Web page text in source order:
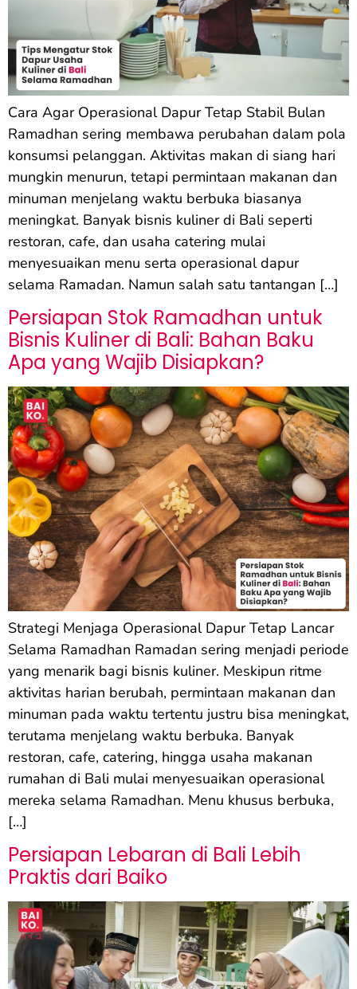
Cara Agar Operasional Dapur Tetap Stabil Bulan
Ramadhan sering membawa perubahan dalam pola
konsumsi pelanggan. Aktivitas makan di siang hari
mungkin menurun, tetapi permintaan makanan dan
minuman menjelang waktu berbuka biasanya
meningkat. Banyak bisnis kuliner di Bali seperti
restoran, cafe, dan usaha catering mulai
menyesuaikan menu serta operasional dapur
selama Ramadan. Namun salah satu tantangan […]
Persiapan Stok Ramadhan untuk
Bisnis Kuliner di Bali: Bahan Baku
Apa yang Wajib Disiapkan?
Strategi Menjaga Operasional Dapur Tetap Lancar
Selama Ramadhan Ramadan sering menjadi periode
yang menarik bagi bisnis kuliner. Meskipun ritme
aktivitas harian berubah, permintaan makanan dan
minuman pada waktu tertentu justru bisa meningkat,
terutama menjelang waktu berbuka. Banyak
restoran, cafe, catering, hingga usaha makanan
rumahan di Bali mulai menyesuaikan operasional
mereka selama Ramadhan. Menu khusus berbuka,
[…]
Persiapan Lebaran di Bali Lebih
Praktis dari Baiko